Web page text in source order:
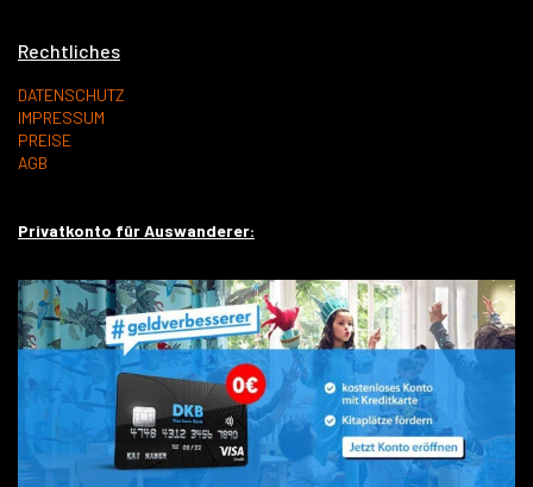
Rechtliches
DATENSCHUTZ
IMPRESSUM
PREISE
AGB
Privatkonto für Auswanderer: